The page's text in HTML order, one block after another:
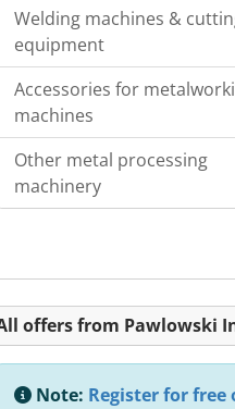
Welding machines &
equipment
Accessories for
machines
Other metal processing
machinery
offers from Pawlowski
Note: Register for free